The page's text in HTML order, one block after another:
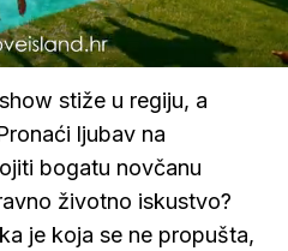
Loaded:
100.00%
stiže u regiju, a
ljubav na
bogatu novčanu
životno iskustvo?
je koja se ne propušta,